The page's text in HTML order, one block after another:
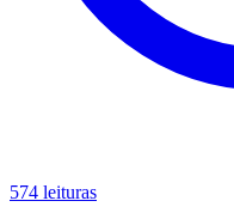
574 leituras